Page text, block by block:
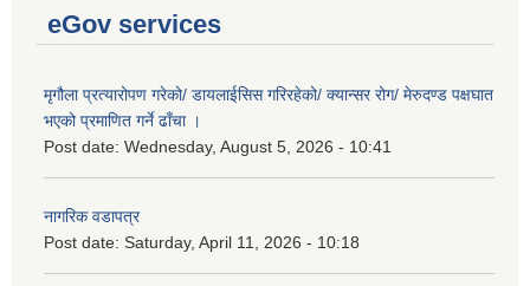
eGov services
मृगौला प्रत्यारोपण गरेको/ डायलाईसिस गरिरहेको/ क्यान्सर रोग/ मेरुदण्ड पक्षघात
भएको प्रमाणित गर्ने ढाँचा ।
Post date: Wednesday, August 5, 2026 - 10:41
नागरिक वडापत्र
Post date: Saturday, April 11, 2026 - 10:18